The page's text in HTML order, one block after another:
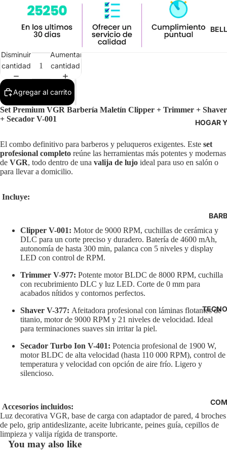
HOGAR
Disminuir
cantidad
Aumentar
cantidad
Agregar al carrito
Set Premium VGR Barbería Maletín Clipper + Trimmer + Shaver
+ Secador V-001
El combo definitivo para barberos y peluqueros exigentes. Este set
profesional completo reúne las herramientas más potentes y modernas
de VGR, todo dentro de una valija de lujo ideal para uso en salón o
para llevar a domicilio.
Incluye:
Clipper V-001: Motor de 9000 RPM, cuchillas de cerámica y
DLC para un corte preciso y duradero. Batería de 4600 mAh,
autonomía de hasta 300 min, palanca con 5 niveles y display
LED con control de RPM.
Trimmer V-977: Potente motor BLDC de 8000 RPM, cuchilla
con recubrimiento DLC y luz LED. Corte de 0 mm para
acabados nítidos y contornos perfectos.
Shaver V-377: Afeitadora profesional con láminas flotantes de
titanio, motor de 9000 RPM y 21 niveles de velocidad. Ideal
para terminaciones suaves sin irritar la piel.
Secador Turbo Ion V-401: Potencia profesional de 1900 W,
motor BLDC de alta velocidad (hasta 110 000 RPM), control de
temperatura y velocidad con opción de aire frío. Ligero y
silencioso.
Accesorios incluidos:
Luz decorativa VGR, base de carga con adaptador de pared, 4 broches
de pelo, grip antideslizante, aceite lubricante, peines guía, cepillos de
limpieza y valija rígida de transporte.
You may also like
Política de reembolso
Política de privacidad
Términos del servicio